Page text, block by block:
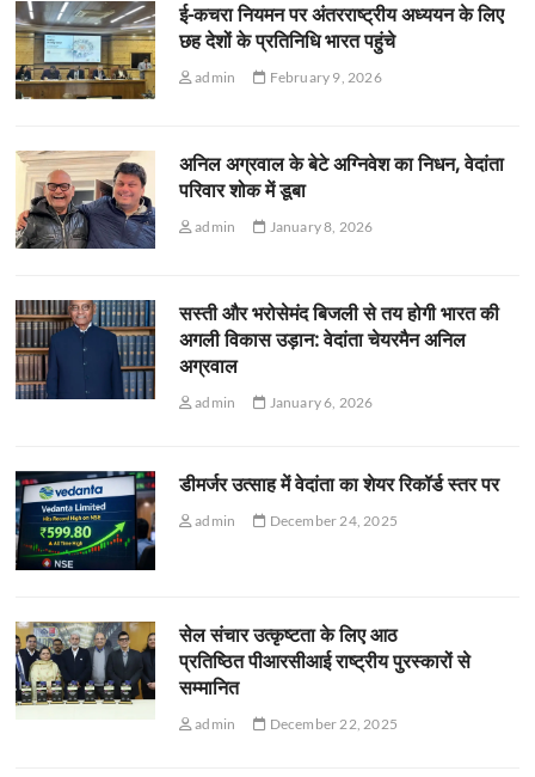
ई-कचरा नियमन पर अंतरराष्ट्रीय अध्ययन के लिए
छह देशों के प्रतिनिधि भारत पहुंचे
admin February 9, 2026
अनिल अग्रवाल के बेटे अग्निवेश का निधन, वेदांता
परिवार शोक में डूबा
admin January 8, 2026
सस्ती और भरोसेमंद बिजली से तय होगी भारत की
अगली विकास उड़ान: वेदांता चेयरमैन अनिल
अग्रवाल
admin January 6, 2026
डीमर्जर उत्साह में वेदांता का शेयर रिकॉर्ड स्तर पर
admin December 24, 2025
सेल संचार उत्कृष्टता के लिए आठ
प्रतिष्ठित पीआरसीआई राष्ट्रीय पुरस्कारों से
सम्मानित
admin December 22, 2025